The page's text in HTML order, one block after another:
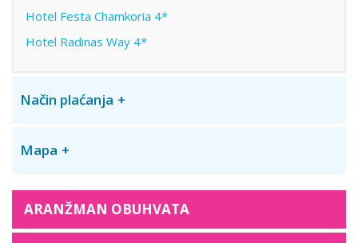
Hotel Festa Chamkoria 4*
Hotel Radinas Way 4*
Način plaćanja
Mapa
ARANŽMAN OBUHVATA